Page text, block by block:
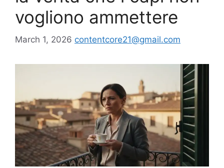
vogliono ammettere
March 1, 2026 contentcore21@gmail.com